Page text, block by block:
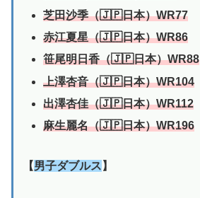
芝田沙季（🇯🇵日本）WR77
赤江夏星（🇯🇵日本）WR86
笹尾明日香（🇯🇵日本）WR88
上澤杏音（🇯🇵日本）WR104
出澤杏佳（🇯🇵日本）WR112
麻生麗名（🇯🇵日本）WR196
【男子ダブルス 】